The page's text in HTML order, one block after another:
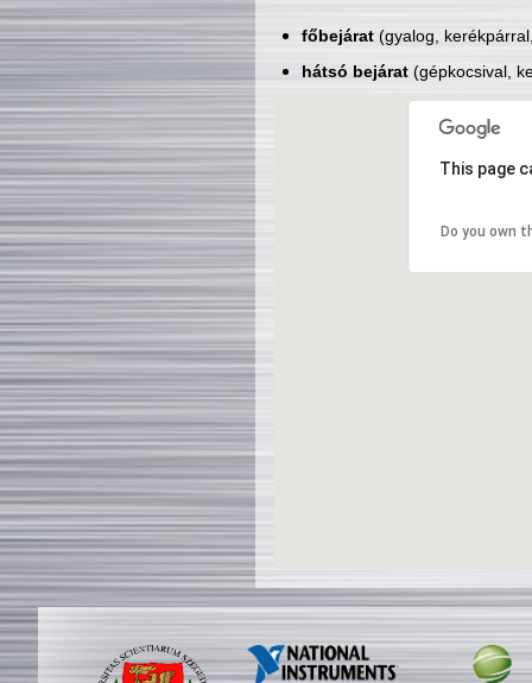
főbejárat(gyalog,
hátsó bejárat(gépkocsival,
This page
Do you own